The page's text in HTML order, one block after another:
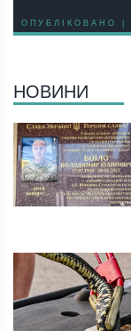
ОПУБЛІКОВАНО |
НОВИНИ